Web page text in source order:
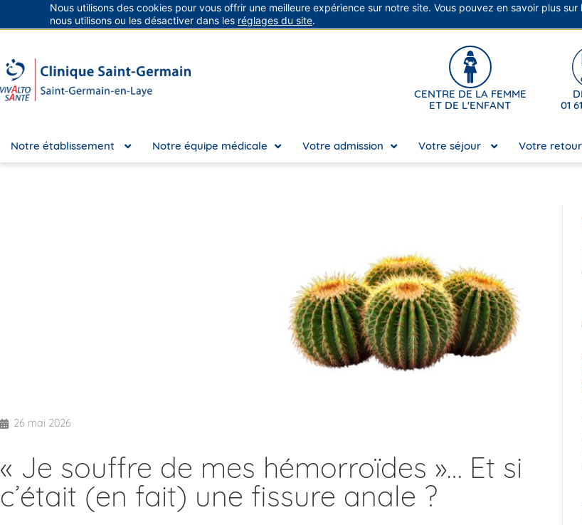
Groupe Vivalto Santé Entre nous, la vie
CENTRE DE LA FEMME
ET DE L'ENFANT
01
Notre établissement Notre équipe médicale Votre admission Votre séjour Votre
26 mai 2026
​« Je souffre de mes hémorroïdes »… Et si
c’était (en fait) une fissure anale ?
Nous utilisons des cookies pour vous offrir une meilleure expérience sur notre site. Vous pouvez en savoir plus sur
nous utilisons ou les désactiver dans les réglages du site.